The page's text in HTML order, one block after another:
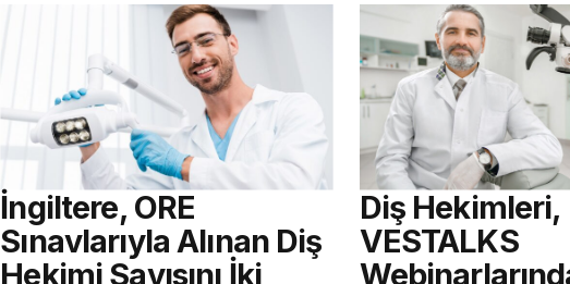
İngiltere, ORE
Sınavlarıyla Alınan Diş
Hekimi Sayısını İki
Diş Hekimleri,
VESTALKS